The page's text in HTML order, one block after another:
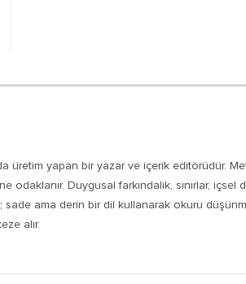
üretim yapan bir yazar ve içerik editörüdür.
Duygusal farkındalık, sınırlar, içsel
sade ama derin bir dil kullanarak okuru
alır.